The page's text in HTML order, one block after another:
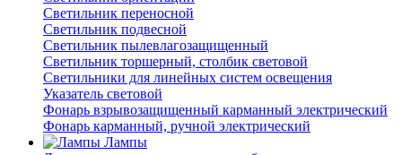
Светильник переносной
Светильник подвесной
Светильник пылевлагозащищенный
Светильник торшерный, столбик световой
Светильники для линейных систем освещения
Указатель световой
Фонарь взрывозащищенный карманный электрический
Фонарь карманный, ручной электрический
Лампы